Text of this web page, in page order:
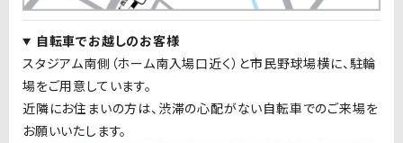
自転車でお越しのお客様
スタジアム南側（ホーム南入場口近く）と市民野球場横に、駐輪
場をご用意しています。
近隣にお住まいの方は、渋滞の心配がない自転車でのご来場を
お願いいたします。